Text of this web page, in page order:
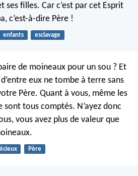
ses filles. Car c’est par cet Esprit
c’est-à-dire Père !
enfants esclavage
de moineaux pour un sou ? Et
eux ne tombe à terre sans
Père. Quant à vous, même les
tous comptés. N’ayez donc
vous avez plus de valeur que
Père